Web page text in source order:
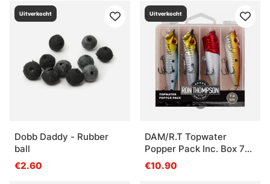
Uitverkocht
Dobb Daddy - Rubber
ball
€2.60
Uitverkocht
DAM/R.T Topwater
Popper Pack Inc. Box 7-
9cm
€10.90